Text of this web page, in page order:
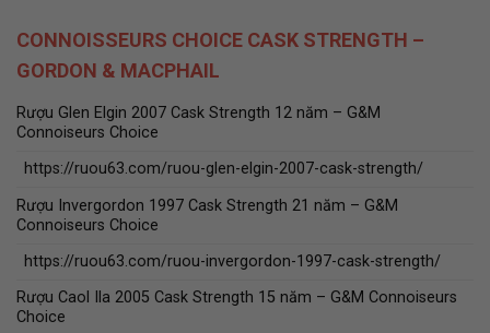
CONNOISSEURS CHOICE CASK STRENGTH –
GORDON & MACPHAIL
Rượu Glen Elgin 2007 Cask Strength 12 năm – G&M
Connoiseurs Choice
https://ruou63.com/ruou-glen-elgin-2007-cask-strength/
Rượu Invergordon 1997 Cask Strength 21 năm – G&M
Connoiseurs Choice
https://ruou63.com/ruou-invergordon-1997-cask-strength/
Rượu Caol Ila 2005 Cask Strength 15 năm – G&M Connoiseurs
Choice